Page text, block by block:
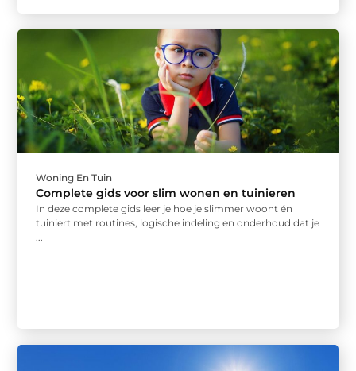
Woning En Tuin
Complete gids voor slim wonen en tuinieren
In deze complete gids leer je hoe je slimmer woont én
tuiniert met routines, logische indeling en onderhoud dat je